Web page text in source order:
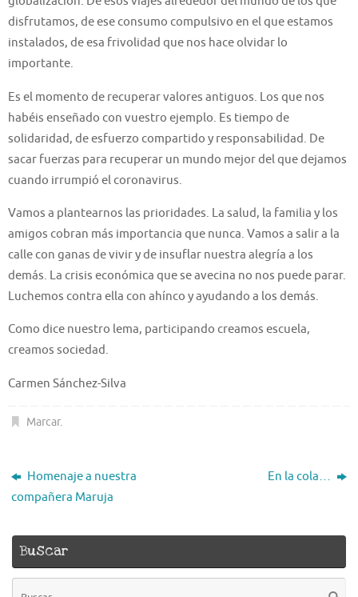
disfrutamos, de ese consumo compulsivo en el que estamos
instalados, de esa frivolidad que nos hace olvidar lo
importante.
Es el momento de recuperar valores antiguos. Los que nos
habéis enseñado con vuestro ejemplo. Es tiempo de
solidaridad, de esfuerzo compartido y responsabilidad. De
sacar fuerzas para recuperar un mundo mejor del que dejamos
cuando irrumpió el coronavirus.
Vamos a plantearnos las prioridades. La salud, la familia y los
amigos cobran más importancia que nunca. Vamos a salir a la
calle con ganas de vivir y de insuflar nuestra alegría a los
demás. La crisis económica que se avecina no nos puede parar.
Luchemos contra ella con ahínco y ayudando a los demás.
Como dice nuestro lema, participando creamos escuela,
creamos sociedad.
Carmen Sánchez-Silva
Marcar.
Homenaje a nuestra
compañera Maruja
En la cola…
Buscar